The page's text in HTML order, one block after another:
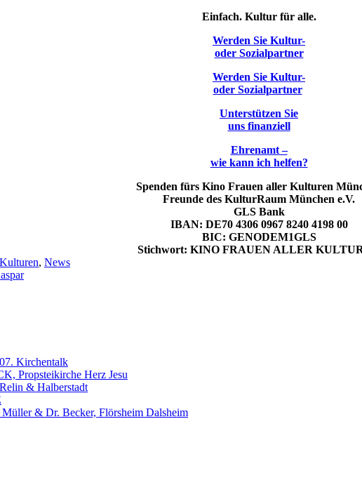
Einfach. Kultur für alle.
Werden Sie Kultur-
oder Sozialpartner
Werden Sie Kultur-
oder Sozialpartner
Unterstützen Sie
uns finanziell
Ehrenamt –
wie kann ich helfen?
Spenden fürs Kino Frauen aller Kulturen
Freunde des KulturRaum München e.V.
GLS Bank
IBAN: DE70 4306 0967 8240 4198 00
BIC: GENODEM1GLS
Stichwort: KINO FRAUEN ALLER
, News
Kirchentalk
Propsteikirche Herz Jesu
& Halberstadt
& Dr. Becker, Flörsheim Dalsheim